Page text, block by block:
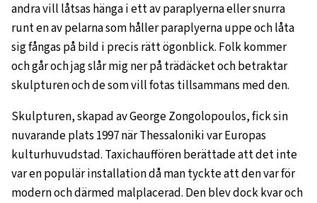
andra vill låtsas hänga i ett av paraplyerna eller snurra
runt en av pelarna som håller paraplyerna uppe och låta
sig fångas på bild i precis rätt ögonblick. Folk kommer
och går och jag slår mig ner på trädäcket och betraktar
skulpturen och de som vill fotas tillsammans med den.
Skulpturen, skapad av George Zongolopoulos, fick sin
nuvarande plats 1997 när Thessaloniki var Europas
kulturhuvudstad. Taxichauffören berättade att det inte
var en populär installation då man tyckte att den var för
modern och därmed malplacerad. Den blev dock kvar och